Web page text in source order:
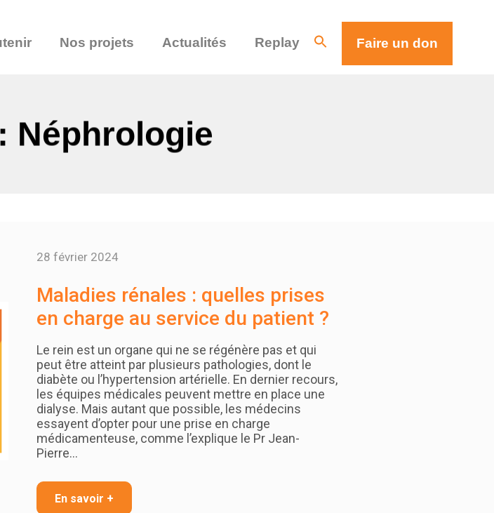
Nos projets Actualités Replay Faire un don
Néphrologie
28 février 2024
Maladies rénales : quelles prises
en charge au service du patient ?
Le rein est un organe qui ne se régénère pas et qui
peut être atteint par plusieurs pathologies, dont le
diabète ou l’hypertension artérielle. En dernier recours,
les équipes médicales peuvent mettre en place une
dialyse. Mais autant que possible, les médecins
essayent d’opter pour une prise en charge
médicamenteuse, comme l’explique le Pr Jean-
Pierre…
En savoir +